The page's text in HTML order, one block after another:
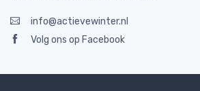
info@actievewinter.nl
Volg ons op Facebook